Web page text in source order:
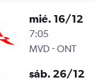
mié. 16/12
7:05
MVD -ONT
sáb. 26/12